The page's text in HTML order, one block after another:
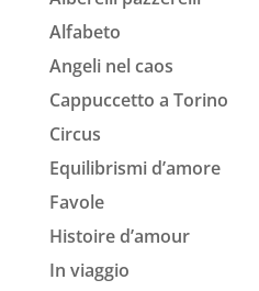
Alfabeto
Angeli nel caos
Cappuccetto a Torino
Circus
Equilibrismi d’amore
Favole
Histoire d’amour
In viaggio